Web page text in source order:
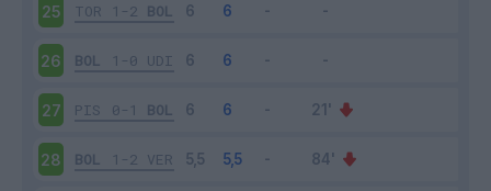
25 TOR 1-2 BOL
26 BOL 1-0 UDI
27 PIS 0-1 BOL
28 BOL 1-2 VER